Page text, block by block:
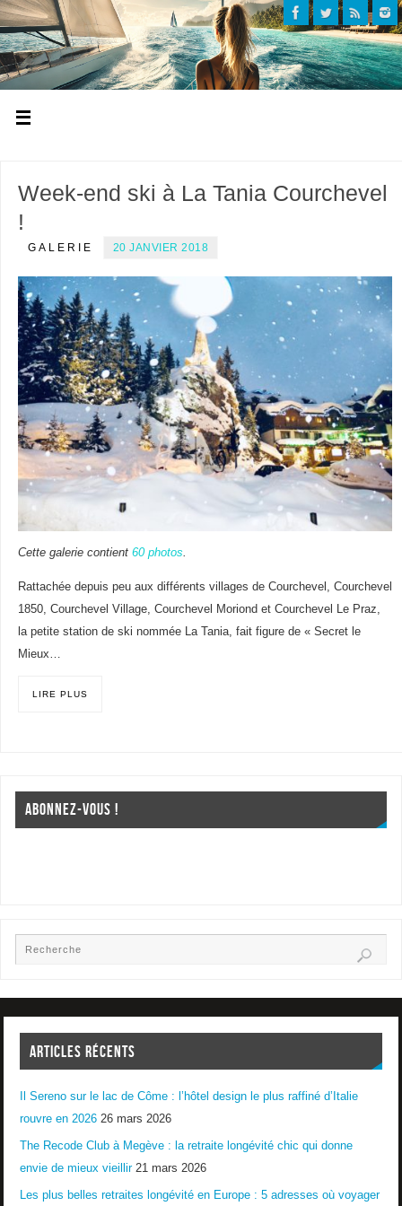
Week-end ski à La Tania Courchevel
!
GALERIE 20 JANVIER 2018
Cette galerie contient 60 photos
Rattachée depuis peu aux différents villages de Courchevel, Courchevel
1850, Courchevel Village, Courchevel Moriond et Courchevel Le Praz,
la petite station de ski nommée La Tania, fait figure de « Secret le
Mieux…
LIRE PLUS
ABONNEZ-VOUS !
ARTICLES RÉCENTS
Il Sereno sur le lac de Côme : l’hôtel design le plus raffiné d’Italie
rouvre en 2026 26 mars 2026
The Recode Club à Megève : la retraite longévité chic qui donne
envie de mieux vieillir 21 mars 2026
Les plus belles retraites longévité en Europe : 5 adresses où voyager